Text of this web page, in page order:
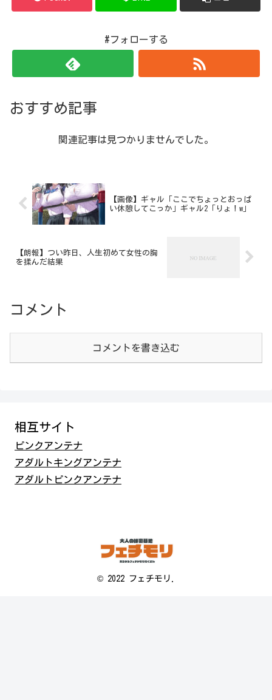
#フォローする
おすすめ記事
関連記事は見つかりませんでした。
【画像】ギャル「ここでちょっとおっぱ
い休憩してこっか」ギャル2「りょ！w」
【朗報】つい昨日、人生初めて女性の胸
を揉んだ結果
コメント
コメントを書き込む
相互サイト
ピンクアンテナ
アダルトキングアンテナ
アダルトピンクアンテナ
© 2022 フェチモリ.